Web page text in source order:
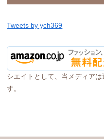
Tweets by ych369
シエイトとして、当メディア
す。